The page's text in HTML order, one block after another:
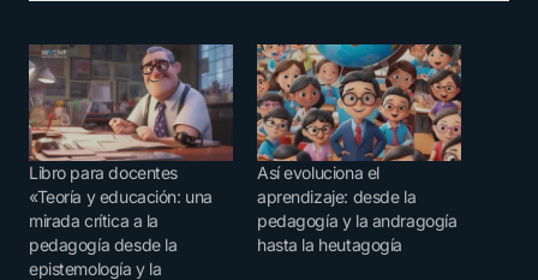
Libro para docentes
«Teoría y educación: una
mirada crítica a la
pedagogía desde la
epistemología y la
Así evoluciona el
aprendizaje: desde la
pedagogía y la andragogía
hasta la heutagogía